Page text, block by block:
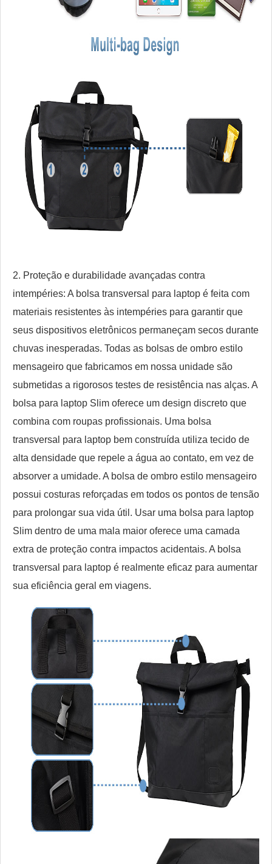
2. Proteção e durabilidade avançadas contra
intempéries: A bolsa transversal para laptop é feita com
materiais resistentes às intempéries para garantir que
seus dispositivos eletrônicos permaneçam secos durante
chuvas inesperadas. Todas as bolsas de ombro estilo
mensageiro que fabricamos em nossa unidade são
submetidas a rigorosos testes de resistência nas alças. A
bolsa para laptop Slim oferece um design discreto que
combina com roupas profissionais. Uma bolsa
transversal para laptop bem construída utiliza tecido de
alta densidade que repele a água ao contato, em vez de
absorver a umidade. A bolsa de ombro estilo mensageiro
possui costuras reforçadas em todos os pontos de tensão
para prolongar sua vida útil. Usar uma bolsa para laptop
Slim dentro de uma mala maior oferece uma camada
extra de proteção contra impactos acidentais. A bolsa
transversal para laptop é realmente eficaz para aumentar
sua eficiência geral em viagens.